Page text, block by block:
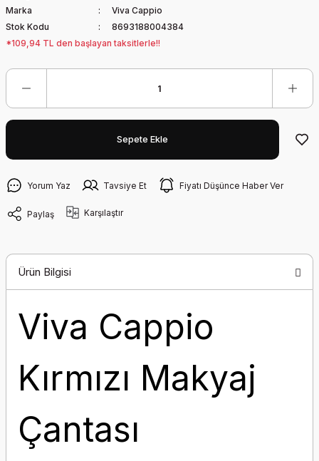
Marka
Viva Cappio
Stok Kodu
8693188004384
*109,94 TL den başlayan taksitlerle!!
Sepete Ekle
Yorum Yaz Tavsiye Et Fiyatı Düşünce Haber Ver
Paylaş Karşılaştır
Ürün Bilgisi
Viva Cappio
Kırmızı Makyaj
Çantası